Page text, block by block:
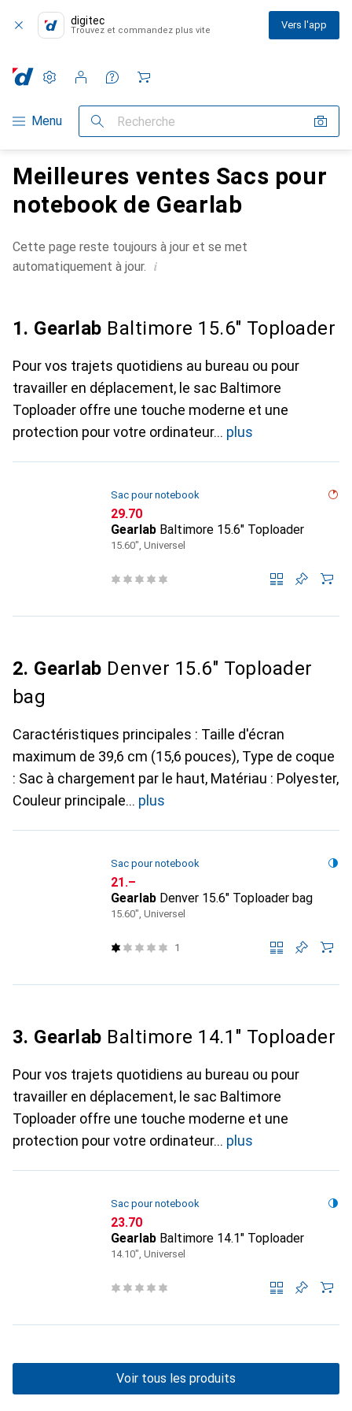
digitec
Trouvez et commandez plus vite Vers l'app
Navigation par catégorie
Menu Recherche
Paramètres
Compte client
Listes de comparaison
Listes d'envies
Panier
Meilleures ventes Sacs pour
notebook de Gearlab
Cette page reste toujours à jour et se met
automatiquement à jour. i
1. Gearlab Baltimore 15.6" Toploader
Pour vos trajets quotidiens au bureau ou pour
travailler en déplacement, le sac Baltimore
Toploader offre une touche moderne et une
protection pour votre ordinateur
plus
Sac pour notebook
CHF
29.70
Gearlab Baltimore 15.6" Toploader
15.60", Universel
2. Gearlab Denver 15.6" Toploader
bag
Caractéristiques principales : Taille d'écran
maximum de 39,6 cm (15,6 pouces), Type de coque
: Sac à chargement par le haut, Matériau : Polyester,
Couleur principale
plus
Sac pour notebook
CHF
21.–
Gearlab Denver 15.6" Toploader bag
15.60", Universel
1
3. Gearlab Baltimore 14.1" Toploader
Pour vos trajets quotidiens au bureau ou pour
travailler en déplacement, le sac Baltimore
Toploader offre une touche moderne et une
protection pour votre ordinateur
plus
Sac pour notebook
CHF
23.70
Gearlab Baltimore 14.1" Toploader
14.10", Universel
Voir tous les produits